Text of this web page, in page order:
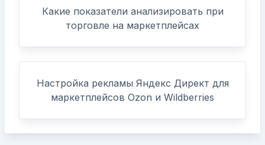
Какие показатели анализировать при
торговле на маркетплейсах
Настройка рекламы Яндекс Директ для
маркетплейсов Ozon и Wildberries